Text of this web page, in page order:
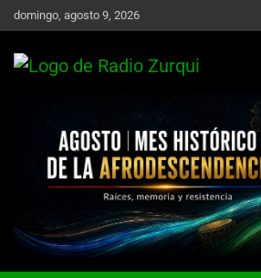
Skip
to
domingo, agosto 9, 2026